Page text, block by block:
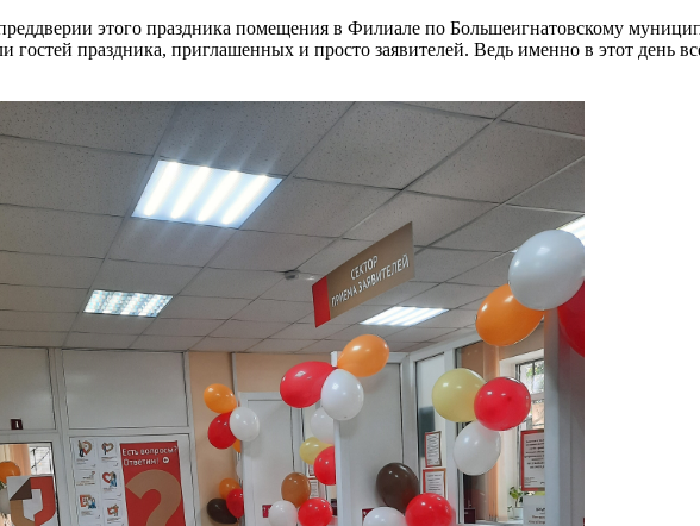
этого праздника помещения в Филиале по Большеигнатовскому
праздника, приглашенных и просто заявителей. Ведь именно в этот день